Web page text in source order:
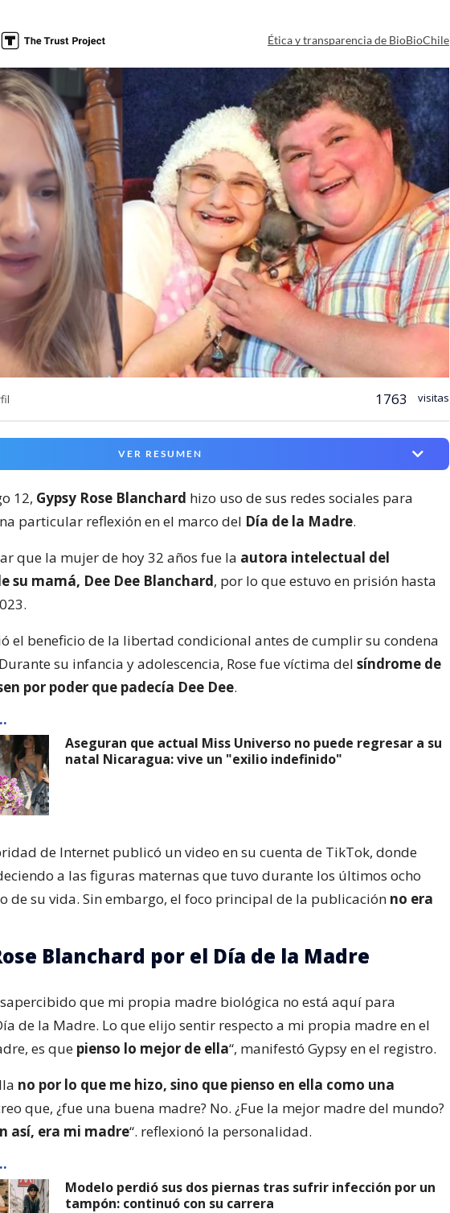
Ética y transparencia de BioBioChile
1763 visitas
VER RESUMEN
12, Gypsy Rose Blanchard hizo uso de sus redes sociales para
particular reflexión en el marco del Día de la Madre.
que la mujer de hoy 32 años fue la autora intelectual del
su mamá, Dee Dee Blanchard, por lo que estuvo en prisión hasta
el beneficio de la libertad condicional antes de cumplir su condena
su infancia y adolescencia, Rose fue víctima del síndrome de
por poder que padecía Dee Dee.
Aseguran que actual Miss Universo no puede regresar a su
natal Nicaragua: vive un "exilio indefinido"
de Internet publicó un video en su cuenta de TikTok, donde
a las figuras maternas que tuvo durante los últimos ocho
de su vida. Sin embargo, el foco principal de la publicación no era
Blanchard por el Día de la Madre
que mi propia madre biológica no está aquí para
de la Madre. Lo que elijo sentir respecto a mi propia madre en el
es que pienso lo mejor de ella“, manifestó Gypsy en el registro.
no por lo que me hizo, sino que pienso en ella como una
que, ¿fue una buena madre? No. ¿Fue la mejor madre del mundo?
así, era mi madre“. reflexionó la personalidad.
Modelo perdió sus dos piernas tras sufrir infección por un
tampón: continuó con su carrera